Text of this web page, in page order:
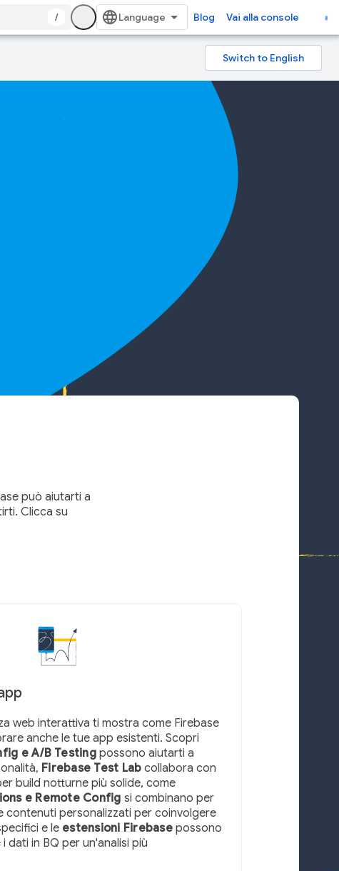
/ Blog Vai alla console
può aiutarti a
Clicca su
web interattiva ti mostra come Firebase
anche le tue app esistenti. Scopri
e A/B Testingpossono aiutarti a
Firebase Test Lab collabora con
build notturne più solide, come
e Remote Config si combinano per
contenuti personalizzati per coinvolgere
e le estensioni Firebasepossono
dati in BQ per un'analisi più